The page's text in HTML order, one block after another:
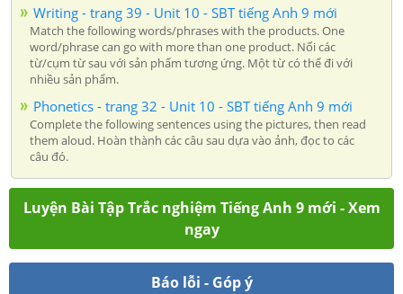
Writing - trang 39 - Unit 10 - SBT tiếng Anh 9 mới
Match the following words/phrases with the products. One
word/phrase can go with more than one product. Nối các
từ/cụm từ sau với sản phẩm tương ứng. Một từ có thể đi với
nhiều sản phẩm.
Phonetics - trang 32 - Unit 10 - SBT tiếng Anh 9 mới
Complete the following sentences using the pictures, then read
them aloud. Hoàn thành các câu sau dựa vào ảnh, đọc to các
câu đó.
Luyện Bài Tập Trắc nghiệm Tiếng Anh 9 mới - Xem
ngay
Báo lỗi - Góp ý